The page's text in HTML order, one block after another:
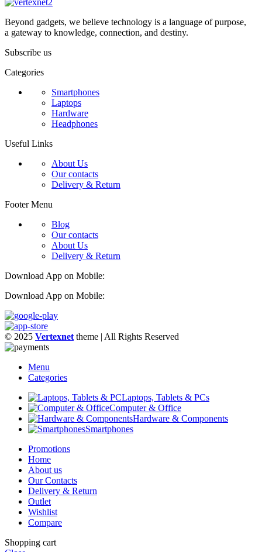
Beyond gadgets, we believe technology is a language of purpose,
a gateway to knowledge, connection, and destiny.
Subscribe us
Categories
Smartphones
Laptops
Hardware
Headphones
Useful Links
About Us
Our contacts
Delivery & Return
Footer Menu
Blog
Our contacts
About Us
Delivery & Return
Download App on Mobile:
Download App on Mobile:
© 2025 Vertexnet theme | All Rights Reserved
Menu
Categories
Laptops, Tablets & PCs
Computer & Office
Hardware & Components
Smartphones
Promotions
Home
About us
Our Contacts
Delivery & Return
Outlet
Wishlist
Compare
Shopping cart